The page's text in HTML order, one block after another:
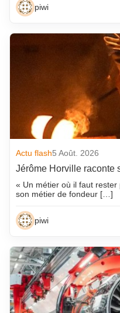
piwi
Actu flash5 Août. 2026
Jérôme Horville raconte
« Un métier où il faut
son métier de fondeur […]
piwi